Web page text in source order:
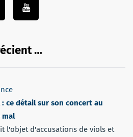
…
: ce détail sur son concert au
mal
l'objet d'accusations de viols et